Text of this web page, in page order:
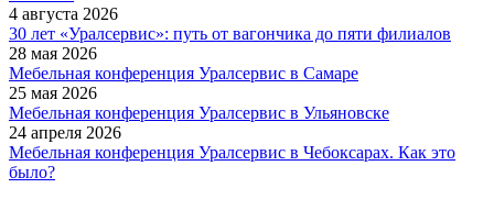
4 августа 2026
30 лет «Уралсервис»: путь от вагончика до пяти филиалов
28 мая 2026
Мебельная конференция Уралсервис в Самаре
25 мая 2026
Мебельная конференция Уралсервис в Ульяновске
24 апреля 2026
Мебельная конференция Уралсервис в Чебоксарах. Как это
было?